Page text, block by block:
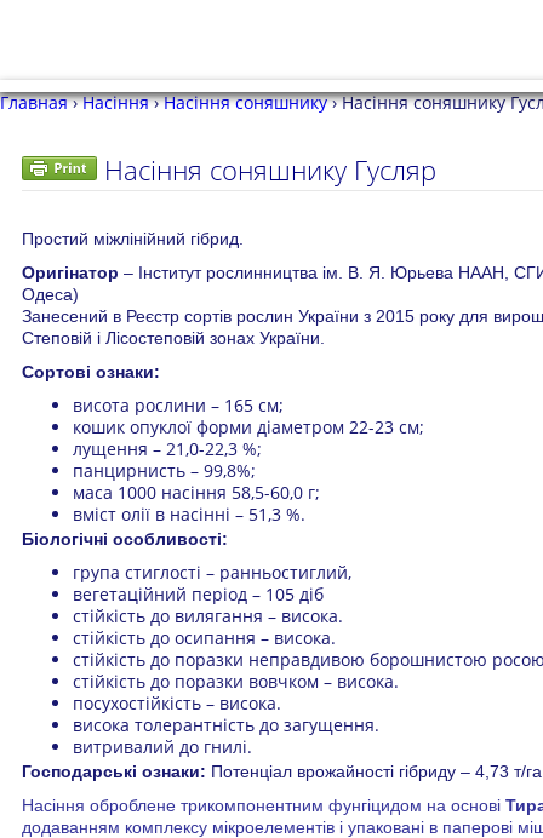
Главная › Насіння › Насіння соняшнику › Насіння соняшнику
Насіння соняшнику Гусляр
Простий міжлінійний гібрид.
Оригінатор – Інститут рослинництва ім. В. Я. Юрьева НААН,
Одеса)
Занесений в Реєстр сортів рослин України з 2015 року для
Степовій і Лісостеповій зонах України.
Сортові ознаки:
висота рослини – 165 см;
кошик опуклої форми діаметром 22-23 см;
лущення – 21,0-22,3 %;
панцирнисть – 99,8%;
маса 1000 насіння 58,5-60,0 г;
вміст олії в насінні – 51,3 %.
Біологічні особливості:
група стиглості – ранньостиглий,
вегетаційний період – 105 діб
стійкість до вилягання – висока.
стійкість до осипання – висока.
стійкість до поразки неправдивою борошнистою
стійкість до поразки вовчком – висока.
посухостійкість – висока.
висока толерантність до загущення.
витривалий до гнилі.
Господарські ознаки: Потенціал врожайності гібриду – 4,73 т/
Насіння оброблене трикомпонентним фунгіцидом на основі
додаванням комплексу мікроелементів і упаковані в паперові